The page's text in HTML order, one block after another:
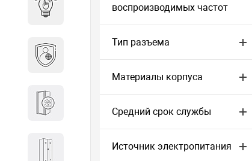
Интерактивные решения
Информационная
безопасность
воспроизводимых частот
Тип разъема
Материалы корпуса
Средний срок службы
Источник электропитания